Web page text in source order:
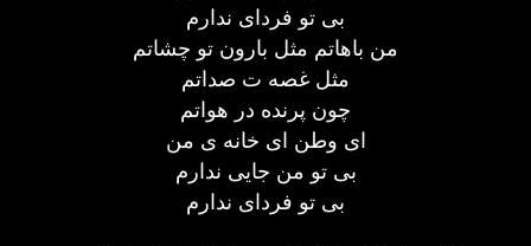
بی تو فردای ندارم
من باهاتم مثل بارون تو چشاتم
مثل غصه ت صداتم
چون پرنده در هواتم
ای وطن ای خانه ی من
بی تو من جایی ندارم
بی تو فردای ندارم